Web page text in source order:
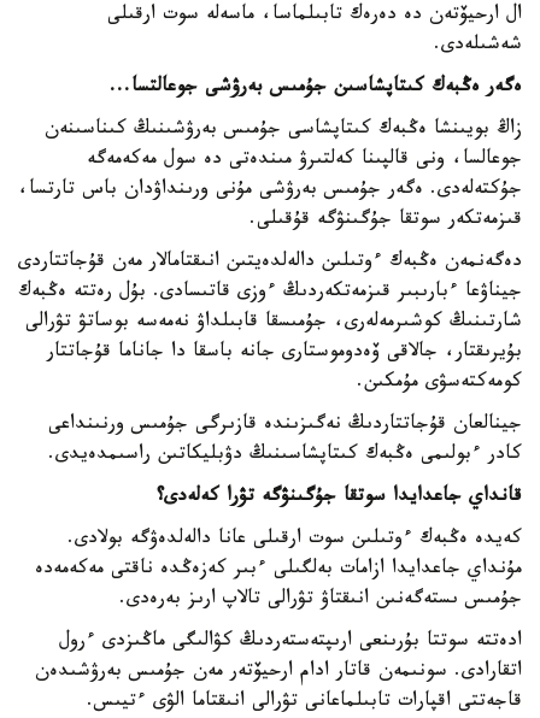
ال ارحيۆتەن دە دەرەك تابىلماسا، ماسەلە سوت ارقىلى
شەشىلەدى.
ەگەر ەڭبەك كىتاپشاسىن جۇمىس بەرۋشى جوعالتسا...
زاڭ بويىنشا ەڭبەك كىتاپشاسى جۇمىس بەرۋشىنىڭ كىناسىنەن
جوعالسا، ونى قالپىنا كەلتىرۋ مىندەتى دە سول مەكەمەگە
جۇكتەلەدى. ەگەر جۇمىس بەرۋشى مۇنى ورىنداۋدان باس تارتسا،
قىزمەتكەر سوتقا جۇگىنۋگە قۇقىلى.
دەگەنمەن ەڭبەك ءوتىلىن دالەلدەيتىن انىقتامالار مەن قۇجاتتاردى
جيناۋعا ءبارىبىر قىزمەتكەردىڭ ءوزى قاتىسادى. بۇل رەتتە ەڭبەك
شارتىنىڭ كوشىرمەلەرى، جۇمىسقا قابىلداۋ نەمەسە بوساتۋ تۋرالى
بۇيرىقتار، جالاقى ۆەدوموستارى جانە باسقا دا جاناما قۇجاتتار
كومەكتەسۋى مۇمكىن.
جينالعان قۇجاتتاردىڭ نەگىزىندە قازىرگى جۇمىس ورنىنداعى
كادر ءبولىمى ەڭبەك كىتاپشاسىنىڭ دۋبليكاتىن راسىمدەيدى.
قانداي جاعدايدا سوتقا جۇگىنۋگە تۋرا كەلەدى؟
كەيدە ەڭبەك ءوتىلىن سوت ارقىلى عانا دالەلدەۋگە بولادى.
مۇنداي جاعدايدا ازامات بەلگىلى ءبىر كەزەڭدە ناقتى مەكەمەدە
جۇمىس ىستەگەنىن انىقتاۋ تۋرالى تالاپ ارىز بەرەدى.
ادەتتە سوتتا بۇرىنعى ارىپتەستەردىڭ كۋالىگى ماڭىزدى ءرول
اتقارادى. سونىمەن قاتار ادام ارحيۆتەر مەن جۇمىس بەرۋشىدەن
قاجەتتى اقپارات تابىلماعانى تۋرالى انىقتاما الۋى ءتيىس.